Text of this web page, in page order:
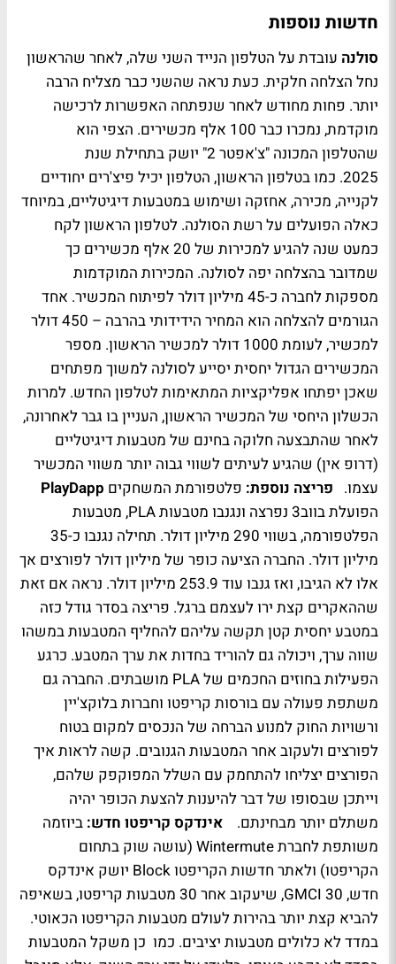
חדשות נוספות
סולנה עובדת על הטלפון הנייד השני שלה, לאחר שהראשון
נחל הצלחה חלקית. כעת נראה שהשני כבר מצליח הרבה
יותר. פחות מחודש לאחר שנפתחה האפשרות לרכישה
מוקדמת, נמכרו כבר 100 אלף מכשירים. הצפי הוא
שהטלפון המכונה "צ'אפטר 2" יושק בתחילת שנת
2025. כמו בטלפון הראשון, הטלפון יכיל פיצ'רים יחודיים
לקנייה, מכירה, אחזקה ושימוש במטבעות דיגיטליים, במיוחד
כאלה הפועלים על רשת הסולנה. לטלפון הראשון לקח
כמעט שנה להגיע למכירות של 20 אלף מכשירים כך
שמדובר בהצלחה יפה לסולנה. המכירות המוקדמות
מספקות לחברה כ-45 מיליון דולר לפיתוח המכשיר. אחד
הגורמים להצלחה הוא המחיר הידידותי בהרבה – 450 דולר
למכשיר, לעומת 1000 דולר למכשיר הראשון. מספר
המכשירים הגדול יחסית יסייע לסולנה למשוך מפתחים
שאכן יפתחו אפליקציות המתאימות לטלפון החדש. למרות
הכשלון היחסי של המכשיר הראשון, העניין בו גבר לאחרונה,
לאחר שהתבצעה חלוקה בחינם של מטבעות דיגיטליים
(דרופ אין) שהגיע לעיתים לשווי גבוה יותר משווי המכשיר
עצמו. פריצה נוספת: פלטפורמת המשחקים PlayDapp
הפועלת בווב3 נפרצה ונגנבו מטבעות PLA, מטבעות
הפלטפורמה, בשווי 290 מיליון דולר. תחילה נגנבו כ-35
מיליון דולר. החברה הציעה כופר של מיליון דולר לפורצים אך
אלו לא הגיבו, ואז גנבו עוד 253.9 מיליון דולר. נראה אם זאת
שההאקרים קצת ירו לעצמם ברגל. פריצה בסדר גודל כזה
במטבע יחסית קטן תקשה עליהם להחליף המטבעות במשהו
שווה ערך, ויכולה גם להוריד בחדות את ערך המטבע. כרגע
הפעילות בחוזים החכמים של PLA מושבתים. החברה גם
משתפת פעולה עם בורסות קריפטו וחברות בלוקצ'יין
ורשויות החוק למנוע הברחה של הנכסים למקום בטוח
לפורצים ולעקוב אחר המטבעות הגנובים. קשה לראות איך
הפורצים יצליחו להתחמק עם השלל המפוקפק שלהם,
וייתכן שבסופו של דבר להיענות להצעת הכופר יהיה
משתלם יותר מבחינתם. אינדקס קריפטו חדש: ביוזמה
משותפת לחברת Wintermute (עושה שוק בתחום
הקריפטו) ולאתר חדשות הקריפטו Block יושק אינדקס
חדש, GMCI 30, שיעקוב אחר 30 מטבעות קריפטו, בשאיפה
להביא קצת יותר בהירות לעולם מטבעות הקריפטו הכאוטי.
במדד לא כלולים מטבעות יציבים. כמו כן משקל המטבעות